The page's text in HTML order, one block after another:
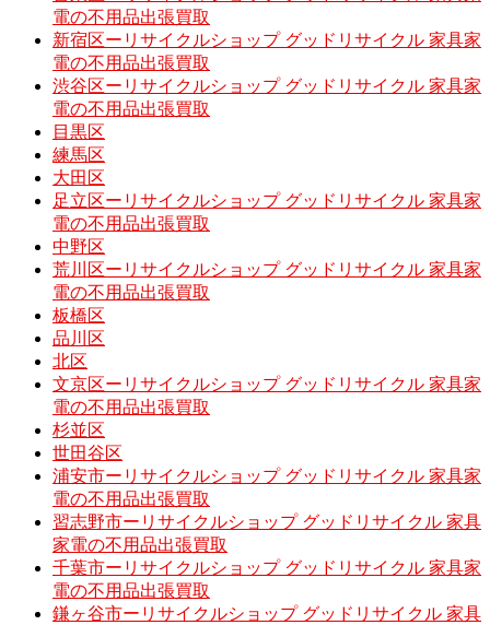
電の不用品出張買取
新宿区ーリサイクルショップ グッドリサイクル 家具家
電の不用品出張買取
渋谷区ーリサイクルショップ グッドリサイクル 家具家
電の不用品出張買取
目黒区
練馬区
大田区
足立区ーリサイクルショップ グッドリサイクル 家具家
電の不用品出張買取
中野区
荒川区ーリサイクルショップ グッドリサイクル 家具家
電の不用品出張買取
板橋区
品川区
北区
文京区ーリサイクルショップ グッドリサイクル 家具家
電の不用品出張買取
杉並区
世田谷区
浦安市ーリサイクルショップ グッドリサイクル 家具家
電の不用品出張買取
習志野市ーリサイクルショップ グッドリサイクル 家具
家電の不用品出張買取
千葉市ーリサイクルショップ グッドリサイクル 家具家
電の不用品出張買取
鎌ヶ谷市ーリサイクルショップ グッドリサイクル 家具